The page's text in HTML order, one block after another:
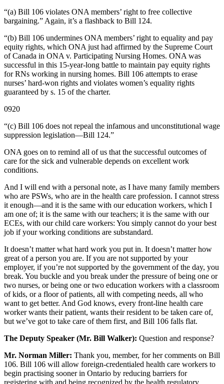
“(a) Bill 106 violates ONA members’ right to free collective
bargaining.” Again, it’s a flashback to Bill 124.
“(b) Bill 106 undermines ONA members’ right to equality and pay
equity rights, which ONA just had affirmed by the Supreme Court
of Canada in ONA v. Participating Nursing Homes. ONA was
successful in this 15-year-long battle to maintain pay equity rights
for RNs working in nursing homes. Bill 106 attempts to erase
nurses’ hard-won rights and violates women’s equality rights
guaranteed by s. 15 of the charter.
0920
“(c) Bill 106 does not repeal the infamous and unconstitutional wage
suppression legislation—Bill 124.”
ONA goes on to remind all of us that the successful outcomes of
care for the sick and vulnerable depends on excellent work
conditions.
And I will end with a personal note, as I have many family members
who are PSWs, who are in the health care profession. I cannot stress
it enough—and it is the same with our education workers, which I
am one of; it is the same with our teachers; it is the same with our
ECEs, with our child care workers: You simply cannot do your best
job if your working conditions are substandard.
It doesn’t matter what hard work you put in. It doesn’t matter how
great of a person you are. If you are not supported by your
employer, if you’re not supported by the government of the day, you
break. You buckle and you break under the pressure of being one or
two nurses, or being one or two education workers with a classroom
of kids, or a floor of patients, all with competing needs, all who
want to get better. And God knows, every front-line health care
worker wants their patient, wants their resident to be taken care of,
but we’ve got to take care of them first, and Bill 106 falls flat.
The Deputy Speaker (Mr. Bill Walker): Question and response?
Mr. Norman Miller: Thank you, member, for her comments on Bill
106. Bill 106 will allow foreign-credentialed health care workers to
begin practising sooner in Ontario by reducing barriers for